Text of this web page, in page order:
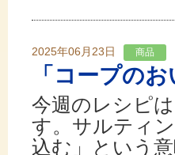
2025年06月23日 商品
「コープの
今週のレシピ
す。サルティ
込む」という